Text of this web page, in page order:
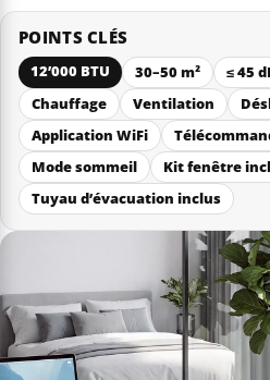
POINTS CLÉS
12’000 BTU 30–50 m² ≤ 45
Chauffage
Ventilation
Application WiFi
Mode sommeil
Kit fenêtre
Tuyau d’évacuation inclus